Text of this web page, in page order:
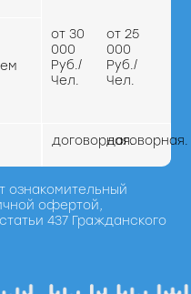
от 30
000
Руб./
Чел.
от 25
000
Руб./
Чел.
договорная.договорная.
ознакомительный
офертой,
437 Гражданского